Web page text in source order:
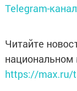
Telegram-
Читайте
https://max.ru/